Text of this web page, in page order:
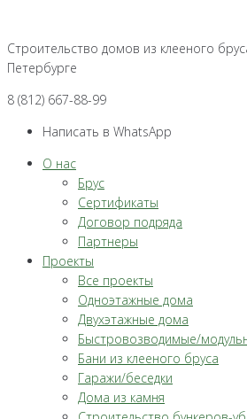
контенту
Строительство домов из клееного
Петербурге
8 (812) 667-88-99
Написать в WhatsApp
О нас
Брус
Сертификаты
Договор подряда
Партнеры
Проекты
Все проекты
Одноэтажные дома
Двухэтажные дома
Быстровозводимые/
Бани из клееного бруса
Гаражи/беседки
Дома из камня